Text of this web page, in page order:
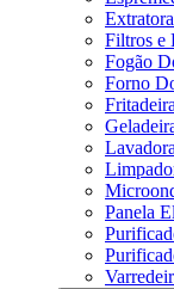
Filtros e
Fogão
Forno
Panela